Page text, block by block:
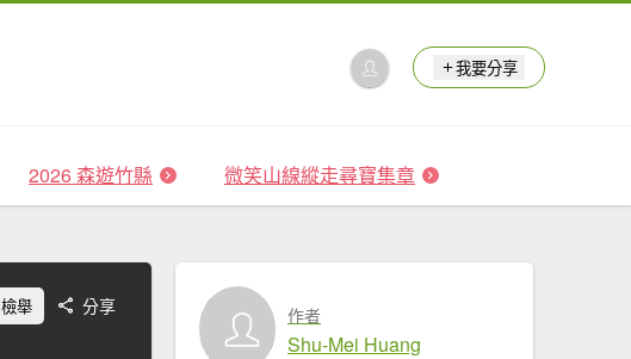
我要分享
2026 森遊竹縣 微笑山線縱走尋寶集章
檢舉 分享 作者
Shu-Mei Huang